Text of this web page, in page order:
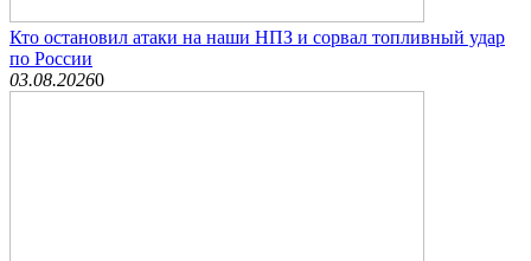
Кто остановил атаки на наши НПЗ и сорвал топливный удар
по России
03.08.20260